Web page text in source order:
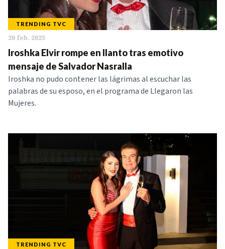
TRENDING TVC
20 feb. 2025
Iroshka Elvir rompe en llanto tras emotivo
mensaje de Salvador Nasralla
Iroshka no pudo contener las lágrimas al escuchar las
palabras de su esposo, en el programa de Llegaron las
Mujeres.
TRENDING TVC